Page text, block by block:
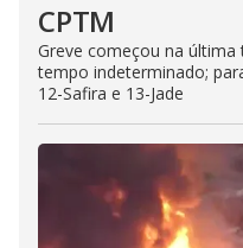
CPTM
Greve começou na
tempo indeterminado;
12-Safira e 13-Jade